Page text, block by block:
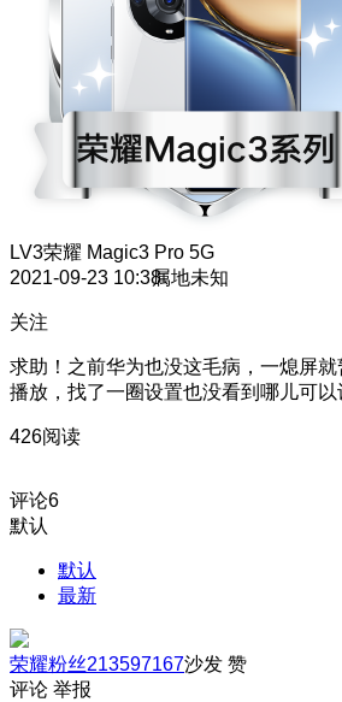
LV3荣耀 Magic3 Pro 5G
2021-09-23 10:38属地未知
关注
求助！之前华为也没这毛病，一熄屏
播放，找了一圈设置也没看到哪儿可以
426阅读
评论6
默认
默认
最新
荣耀粉丝213597167沙发 赞
评论 举报